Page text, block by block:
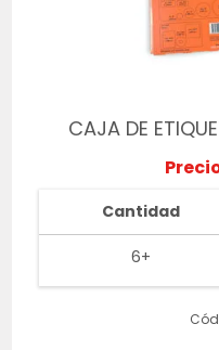
CAJA DE
Cantidad
6+